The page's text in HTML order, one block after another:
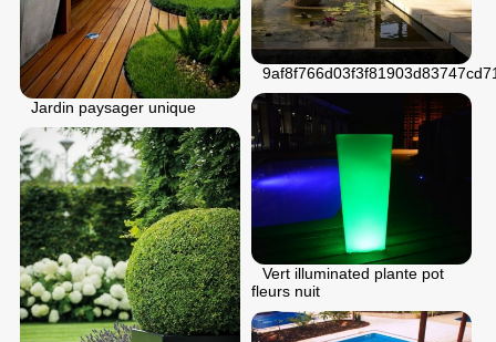
Jardin paysager unique
Vert illuminated plante pot
fleurs nuit